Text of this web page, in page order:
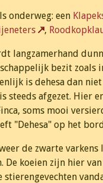
onderweg: een
,
langzamerhand
bezit zoals
is dehesa dan
steeds afgezet. Hier
soms mooi
"Dehesa" op het
de zwarte
De koeien zijn hier